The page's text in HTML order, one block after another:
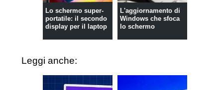
Lo schermo super-
portatile: il secondo
display per il laptop
L'aggiornamento di
Windows che sfoca
lo schermo
Leggi anche: